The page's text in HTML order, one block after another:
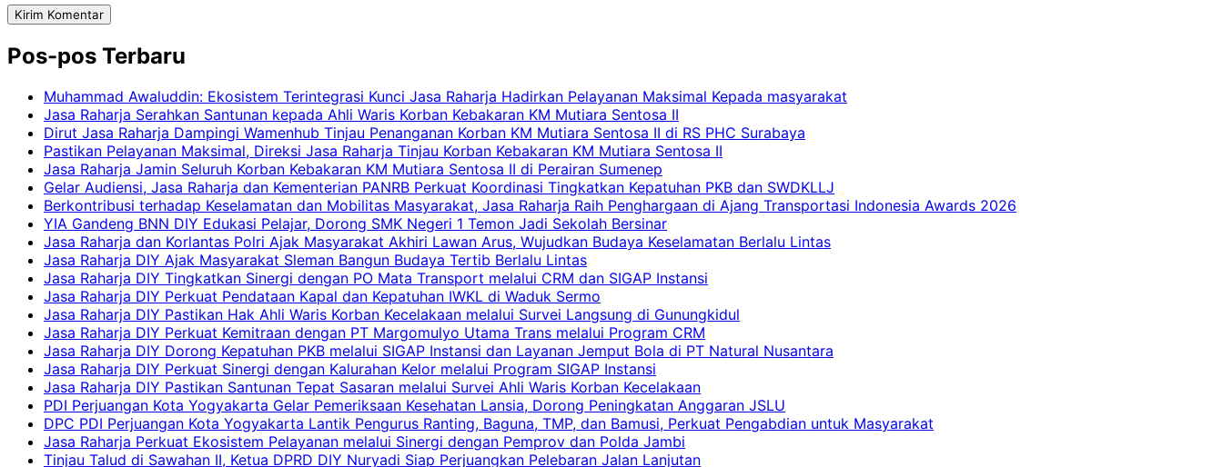
Pos-pos Terbaru
Muhammad Awaluddin: Ekosistem Terintegrasi Kunci Jasa Raharja Hadirkan Pelayanan Maksimal Kepada masyarakat
Jasa Raharja Serahkan Santunan kepada Ahli Waris Korban Kebakaran KM Mutiara Sentosa II
Dirut Jasa Raharja Dampingi Wamenhub Tinjau Penanganan Korban KM Mutiara Sentosa II di RS PHC Surabaya
Pastikan Pelayanan Maksimal, Direksi Jasa Raharja Tinjau Korban Kebakaran KM Mutiara Sentosa II
Jasa Raharja Jamin Seluruh Korban Kebakaran KM Mutiara Sentosa II di Perairan Sumenep
Gelar Audiensi, Jasa Raharja dan Kementerian PANRB Perkuat Koordinasi Tingkatkan Kepatuhan PKB dan SWDKLLJ
Berkontribusi terhadap Keselamatan dan Mobilitas Masyarakat, Jasa Raharja Raih Penghargaan di Ajang Transportasi Indonesia Awards 2026
YIA Gandeng BNN DIY Edukasi Pelajar, Dorong SMK Negeri 1 Temon Jadi Sekolah Bersinar
Jasa Raharja dan Korlantas Polri Ajak Masyarakat Akhiri Lawan Arus, Wujudkan Budaya Keselamatan Berlalu Lintas
Jasa Raharja DIY Ajak Masyarakat Sleman Bangun Budaya Tertib Berlalu Lintas
Jasa Raharja DIY Tingkatkan Sinergi dengan PO Mata Transport melalui CRM dan SIGAP Instansi
Jasa Raharja DIY Perkuat Pendataan Kapal dan Kepatuhan IWKL di Waduk Sermo
Jasa Raharja DIY Pastikan Hak Ahli Waris Korban Kecelakaan melalui Survei Langsung di Gunungkidul
Jasa Raharja DIY Perkuat Kemitraan dengan PT Margomulyo Utama Trans melalui Program CRM
Jasa Raharja DIY Dorong Kepatuhan PKB melalui SIGAP Instansi dan Layanan Jemput Bola di PT Natural Nusantara
Jasa Raharja DIY Perkuat Sinergi dengan Kalurahan Kelor melalui Program SIGAP Instansi
Jasa Raharja DIY Pastikan Santunan Tepat Sasaran melalui Survei Ahli Waris Korban Kecelakaan
PDI Perjuangan Kota Yogyakarta Gelar Pemeriksaan Kesehatan Lansia, Dorong Peningkatan Anggaran JSLU
DPC PDI Perjuangan Kota Yogyakarta Lantik Pengurus Ranting, Baguna, TMP, dan Bamusi, Perkuat Pengabdian untuk Masyarakat
Jasa Raharja Perkuat Ekosistem Pelayanan melalui Sinergi dengan Pemprov dan Polda Jambi
Tinjau Talud di Sawahan II, Ketua DPRD DIY Nuryadi Siap Perjuangkan Pelebaran Jalan Lanjutan